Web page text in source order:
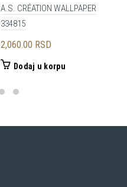
A.S. CRÉATION WALLPAPER
334815
2,060.00 RSD
Dodaj u korpu